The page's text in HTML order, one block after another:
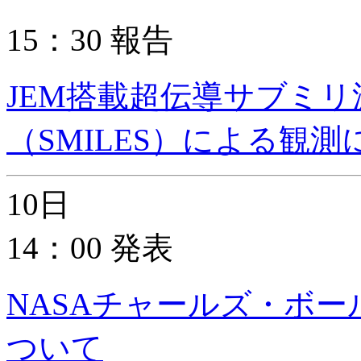
15：30 報告
JEM搭載超伝導サブミ
（SMILES）による観測
10日
14：00 発表
NASAチャールズ・ボ
ついて